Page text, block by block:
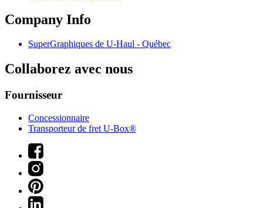
Company Info
SuperGraphiques de U-Haul - Québec
Collaborez avec nous
Fournisseur
Concessionnaire
Transporteur de fret U-Box®